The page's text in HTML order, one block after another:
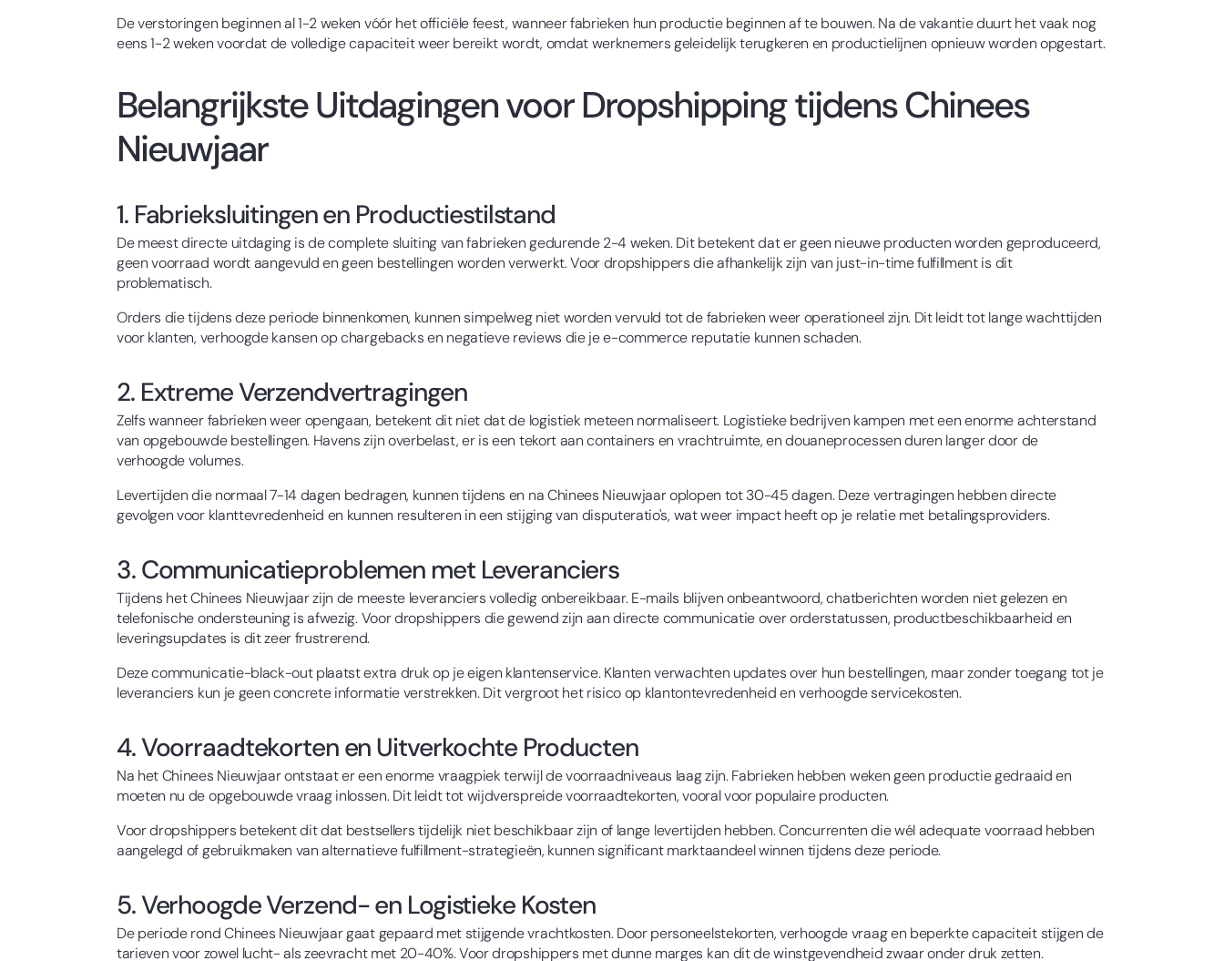
De verstoringen beginnen al 1-2 weken vóór het officiële feest, wanneer fabrieken hun productie beginnen af te bouwen. Na de vakantie duurt het vaak nog
eens 1-2 weken voordat de volledige capaciteit weer bereikt wordt, omdat werknemers geleidelijk terugkeren en productielijnen opnieuw worden opgestart.
Belangrijkste Uitdagingen voor Dropshipping tijdens Chinees
Nieuwjaar
1. Fabrieksluitingen en Productiestilstand
De meest directe uitdaging is de complete sluiting van fabrieken gedurende 2-4 weken. Dit betekent dat er geen nieuwe producten worden geproduceerd,
geen voorraad wordt aangevuld en geen bestellingen worden verwerkt. Voor dropshippers die afhankelijk zijn van just-in-time fulfillment is dit
problematisch.
Orders die tijdens deze periode binnenkomen, kunnen simpelweg niet worden vervuld tot de fabrieken weer operationeel zijn. Dit leidt tot lange wachttijden
voor klanten, verhoogde kansen op chargebacks en negatieve reviews die je e-commerce reputatie kunnen schaden.
2. Extreme Verzendvertragingen
Zelfs wanneer fabrieken weer opengaan, betekent dit niet dat de logistiek meteen normaliseert. Logistieke bedrijven kampen met een enorme achterstand
van opgebouwde bestellingen. Havens zijn overbelast, er is een tekort aan containers en vrachtruimte, en douaneprocessen duren langer door de
verhoogde volumes.
Levertijden die normaal 7-14 dagen bedragen, kunnen tijdens en na Chinees Nieuwjaar oplopen tot 30-45 dagen. Deze vertragingen hebben directe
gevolgen voor klanttevredenheid en kunnen resulteren in een stijging van disputeratio's, wat weer impact heeft op je relatie met betalingsproviders.
3. Communicatieproblemen met Leveranciers
Tijdens het Chinees Nieuwjaar zijn de meeste leveranciers volledig onbereikbaar. E-mails blijven onbeantwoord, chatberichten worden niet gelezen en
telefonische ondersteuning is afwezig. Voor dropshippers die gewend zijn aan directe communicatie over orderstatussen, productbeschikbaarheid en
leveringsupdates is dit zeer frustrerend.
Deze communicatie-black-out plaatst extra druk op je eigen klantenservice. Klanten verwachten updates over hun bestellingen, maar zonder toegang tot je
leveranciers kun je geen concrete informatie verstrekken. Dit vergroot het risico op klantontevredenheid en verhoogde servicekosten.
4. Voorraadtekorten en Uitverkochte Producten
Na het Chinees Nieuwjaar ontstaat er een enorme vraagpiek terwijl de voorraadniveaus laag zijn. Fabrieken hebben weken geen productie gedraaid en
moeten nu de opgebouwde vraag inlossen. Dit leidt tot wijdverspreide voorraadtekorten, vooral voor populaire producten.
Voor dropshippers betekent dit dat bestsellers tijdelijk niet beschikbaar zijn of lange levertijden hebben. Concurrenten die wél adequate voorraad hebben
aangelegd of gebruikmaken van alternatieve fulfillment-strategieën, kunnen significant marktaandeel winnen tijdens deze periode.
5. Verhoogde Verzend- en Logistieke Kosten
De periode rond Chinees Nieuwjaar gaat gepaard met stijgende vrachtkosten. Door personeelstekorten, verhoogde vraag en beperkte capaciteit stijgen de
tarieven voor zowel lucht- als zeevracht met 20-40%. Voor dropshippers met dunne marges kan dit de winstgevendheid zwaar onder druk zetten.